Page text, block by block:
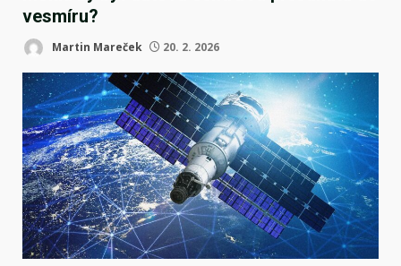
vesmíru?
Martin Mareček 20. 2. 2026